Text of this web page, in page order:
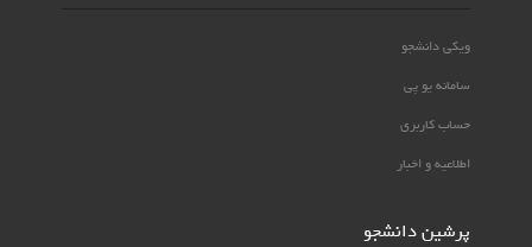
ویکی دانشجو
سامانه یو پی
حساب کاربری
اطلاعیه و اخبار
پرشین دانشجو